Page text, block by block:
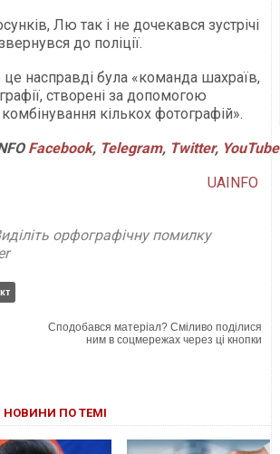
Лю так і не дочекався зустрічі
до поліції.
насправді була «команда шахраїв,
створені за допомогою
кількох фотографій».
Facebook, Telegram, Twitter, YouTube
UAINFO
орфографічну помилку
Сподобався матеріал? Сміливо поділися
ним в соцмережах через ці кнопки
НОВИНИ ПО ТЕМІ